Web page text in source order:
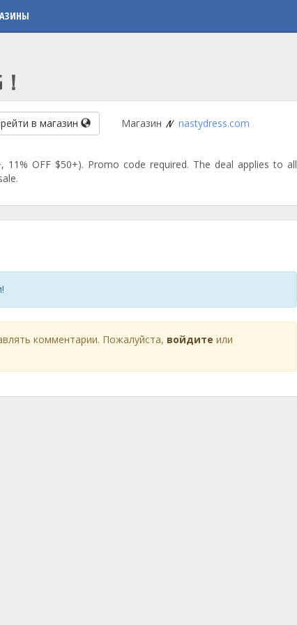
в магазин Магазин nastydress.com
OFF $50+). Promo code required. The deal applies to all
комментарии. Пожалуйста, войдите или